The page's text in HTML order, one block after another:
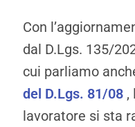
Con
dal D.Lgs. 135/
cui parliamo
del D.Lgs. 81/08 ,
lavoratore si sta